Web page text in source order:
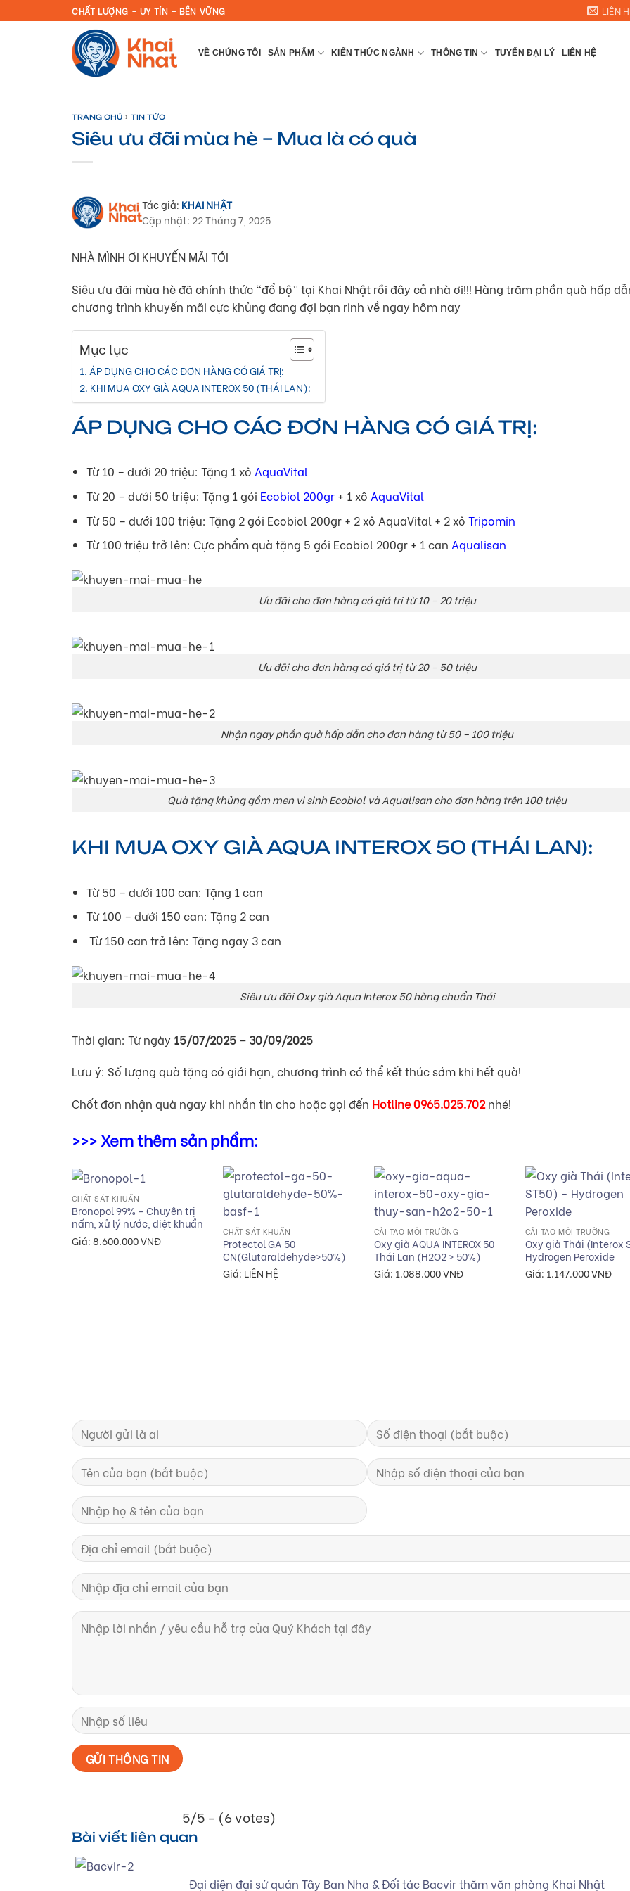
to
CHẤT LƯỢNG – UY TÍN – BỀN VỮNG LIÊN
VỀ CHÚNG TÔI SẢN PHẨM KIẾN THỨC NGÀNH THÔNG TIN TUYỂN ĐẠI LÝ LIÊN HỆ
TRANG CHỦ › TIN TỨC
Siêu ưu đãi mùa hè – Mua là có quà
Tác giả: KHAI NHẬT
Cập nhật: 22 Tháng 7, 2025
NHÀ MÌNH ƠI KHUYẾN MÃI TỚI
Siêu ưu đãi mùa hè đã chính thức “đổ bộ” tại Khai Nhật rồi đây cả nhà ơi!!! Hàng trăm phần quà hấp
chương trình khuyến mãi cực khủng đang đợi bạn rinh về ngay hôm nay
Mục lục
ÁP DỤNG CHO CÁC ĐƠN HÀNG CÓ GIÁ TRỊ:
KHI MUA OXY GIÀ AQUA INTEROX 50 (THÁI LAN):
ÁP DỤNG CHO CÁC ĐƠN HÀNG CÓ GIÁ TRỊ:
Từ 10 – dưới 20 triệu: Tặng 1 xô AquaVital
Từ 20 – dưới 50 triệu: Tặng 1 gói Ecobiol 200gr+ 1 xô AquaVital
Từ 50 – dưới 100 triệu: Tặng 2 gói Ecobiol 200gr + 2 xô AquaVital + 2 xô Tripomin
Từ 100 triệu trở lên: Cực phẩm quà tặng 5 gói Ecobiol 200gr + 1 can Aqualisan
Ưu đãi cho đơn hàng có giá trị từ 10 – 20 triệu
Ưu đãi cho đơn hàng có giá trị từ 20 – 50 triệu
Nhận ngay phần quà hấp dẫn cho đơn hàng từ 50 – 100 triệu
Quà tặng khủng gồm men vi sinh Ecobiol và Aqualisan cho đơn hàng trên 100 triệu
KHI MUA OXY GIÀ AQUA INTEROX 50 (THÁI LAN):
Từ 50 – dưới 100 can: Tặng 1 can
Từ 100 – dưới 150 can: Tặng 2 can
Từ 150 can trở lên: Tặng ngay 3 can
Siêu ưu đãi Oxy già Aqua Interox 50 hàng chuẩn Thái
Thời gian: Từ ngày 15/07/2025 – 30/09/2025
Lưu ý: Số lượng quà tặng có giới hạn, chương trình có thể kết thúc sớm khi hết quà!
Chốt đơn nhận quà ngay khi nhắn tin cho hoặc gọi đến Hotline 0965.025.702nhé!
>>> Xem thêm sản phẩm:
+
CHẤT SÁT KHUẨN
Bronopol 99% – Chuyên trị
nấm, xử lý nước, diệt khuẩn
Giá:8.600.000VNĐ
+
CHẤT SÁT KHUẨN
Protectol GA 50
CN(Glutaraldehyde>50%)
Giá: LIÊN HỆ
+
CẢI TẠO MÔI TRƯỜNG
Oxy già AQUA INTEROX 50
Thái Lan (H2O2 > 50%)
Giá: 1.088.000VNĐ
+
CẢI TẠO MÔI TRƯỜNG
Oxy già Thái (Interox
Hydrogen Peroxide
Giá: 1.147.000VNĐ
5/5 - (6 votes)
Bài viết liên quan
Đại diện đại sứ quán Tây Ban Nha & Đối tác Bacvir thăm văn phòng Khai Nhật